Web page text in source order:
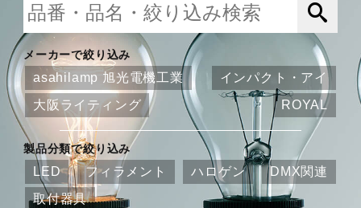
メーカーで絞り込み
asahilamp 旭光電機工業
インパクト・アイ
大阪ライティング
ROYAL
製品分類で絞り込み
LED フィラメント ハロゲン
DMX関連
取付器具